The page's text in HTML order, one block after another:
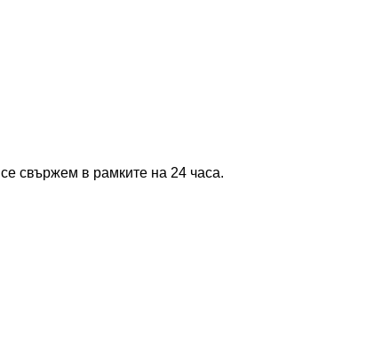
свържем в рамките на 24 часа.